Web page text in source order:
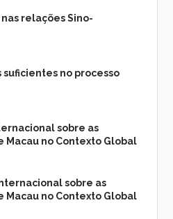
relações Sino-
no processo
sobre as
Macau no Contexto Global
sobre as
Macau no Contexto Global